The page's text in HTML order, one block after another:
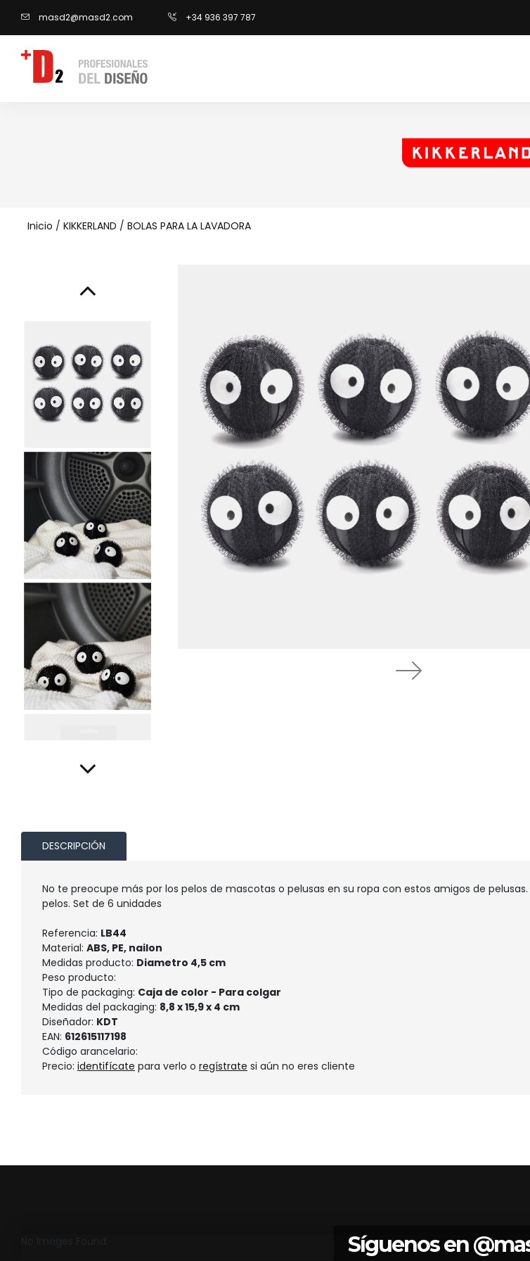
masd2@masd2.com +34 936 397 787
Inicio / KIKKERLAND / BOLAS PARA LA LAVADORA
DESCRIPCIÓN
No te preocupe más por los pelos de mascotas o pelusas en su ropa con estos amigos de
pelos. Set de 6 unidades
Referencia: LB44
Material: ABS, PE, nailon
Medidas producto: Diametro 4,5 cm
Peso producto:
Tipo de packaging: Caja de color - Para colgar
Medidas del packaging: 8,8 x 15,9 x 4 cm
Diseñador: KDT
EAN: 612615117198
Código arancelario:
Precio: identifícate para verlo o regístrate si aún no eres cliente
Síguenos en